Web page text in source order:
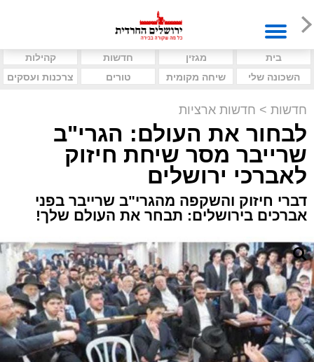
בית מגזין חדשות
קהילות
השכונה שלי
שיחה מקומית טורים צרכנות ועסקים
חדשות > חדשות ארציות
לבחור את העולם: הגרי"ב
שרייבר מסר שיחת חיזוק
לאברכי ירושלים
דברי חיזוק והשקפה מהגרי"ב שרייבר בפני
אברכים בירושלים: תבחר את העולם שלך!